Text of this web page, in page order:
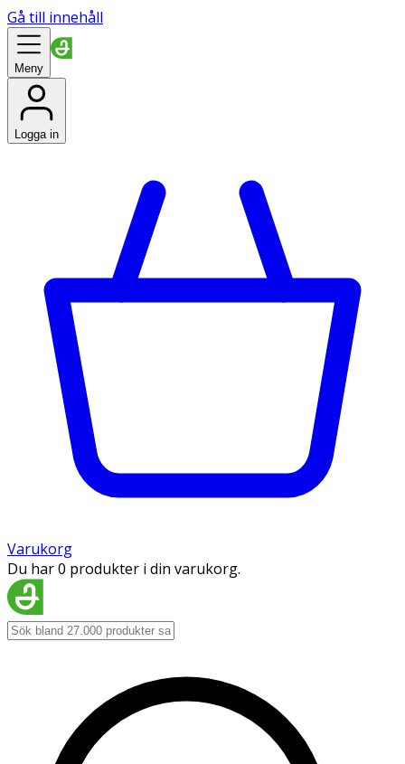
Gå till innehåll
Meny
Logga in
Varukorg
Du har 0 produkter i din varukorg.